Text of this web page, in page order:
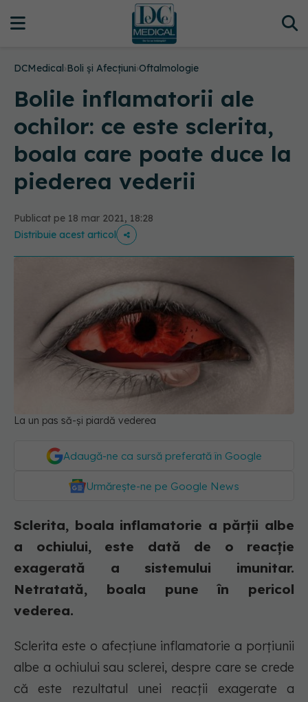
DCMedical›Boli și Afecțiuni›Oftalmologie
Bolile inflamatorii ale
ochilor: ce este sclerita,
boala care poate duce la
piederea vederii
Publicat pe 18 mar 2021, 18:28
Distribuie acest articol
La un pas să-și piardă vederea
Adaugă-ne ca sursă preferată în Google
Urmărește-ne pe Google News
Sclerita, boala inflamatorie a părții albe
a ochiului, este dată de o reacție
exagerată a sistemului imunitar.
Netratată, boala pune în pericol
vederea.
Sclerita este o afecțiune inflamatorie a porțiunii
albe a ochiului sau sclerei, despre care se crede
că este rezultatul unei reacții exagerate a